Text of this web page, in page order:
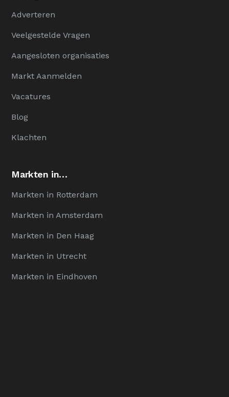
Adverteren
Veelgestelde Vragen
Aangesloten organisaties
Markt Aanmelden
Vacatures
Blog
Klachten
Markten in…
Markten in Rotterdam
Markten in Amsterdam
Markten in Den Haag
Markten in Utrecht
Markten in Eindhoven